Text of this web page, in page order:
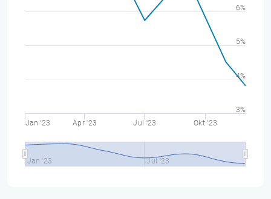
Jan '23 Apr '23 Jul '23 Okt '23
Jan '23 Jul '23
3%
4%
5%
6%